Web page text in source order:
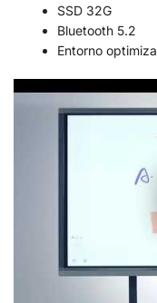
SSD 32G
Bluetooth 5.2
Entorno